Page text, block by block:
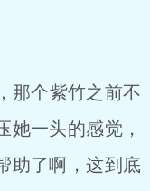
那个紫竹之前不
她一头的感觉，
助了啊，这到底